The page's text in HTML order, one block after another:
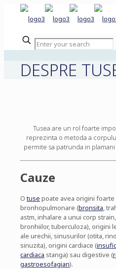
DESPRE
Tusea are un rol foarte
reprezinta o metoda a
permite sa patrunda in
Cauze
Otuse poate avea origini
bronhopulmonare (bronsita ,
astm, inhalare a unui corp
bronhiilor, tuberculoza), origini
ale urechii, sinusurilor (otita,
sinuzita), origini cardiace (
cardiaca stanga) sau digestive (
gastroesofagian).